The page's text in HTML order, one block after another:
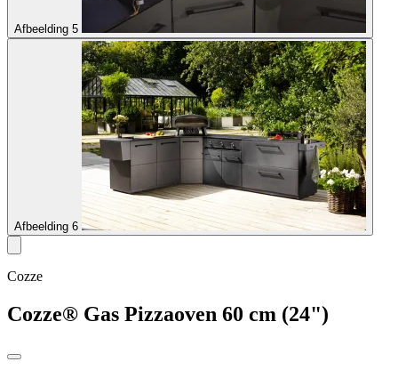
Afbeelding 5
Afbeelding 6
Cozze
Cozze® Gas Pizzaoven 60 cm (24")